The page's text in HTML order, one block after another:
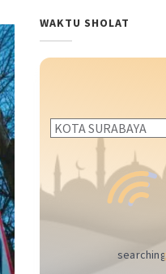
WAKTU SHOLAT